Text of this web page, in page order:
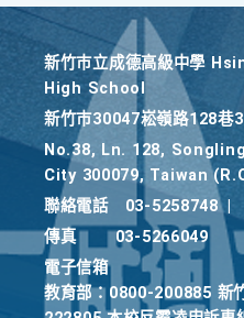
新竹巿立成德高級中學
High School
新竹巿30047崧嶺路128巷
No.38, Ln. 128,
City 300079, Taiwan
聯絡電話
03-5258748
傳真
03-5266049
電子信箱
教育部：0800-200885 新